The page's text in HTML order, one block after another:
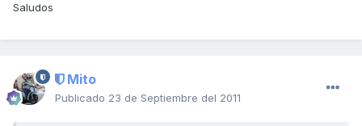
Saludos
Mito
Publicado 23 de Septiembre del 2011